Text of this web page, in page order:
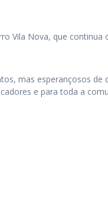
Vila Nova, que continua
mas esperançosos de
e para toda a